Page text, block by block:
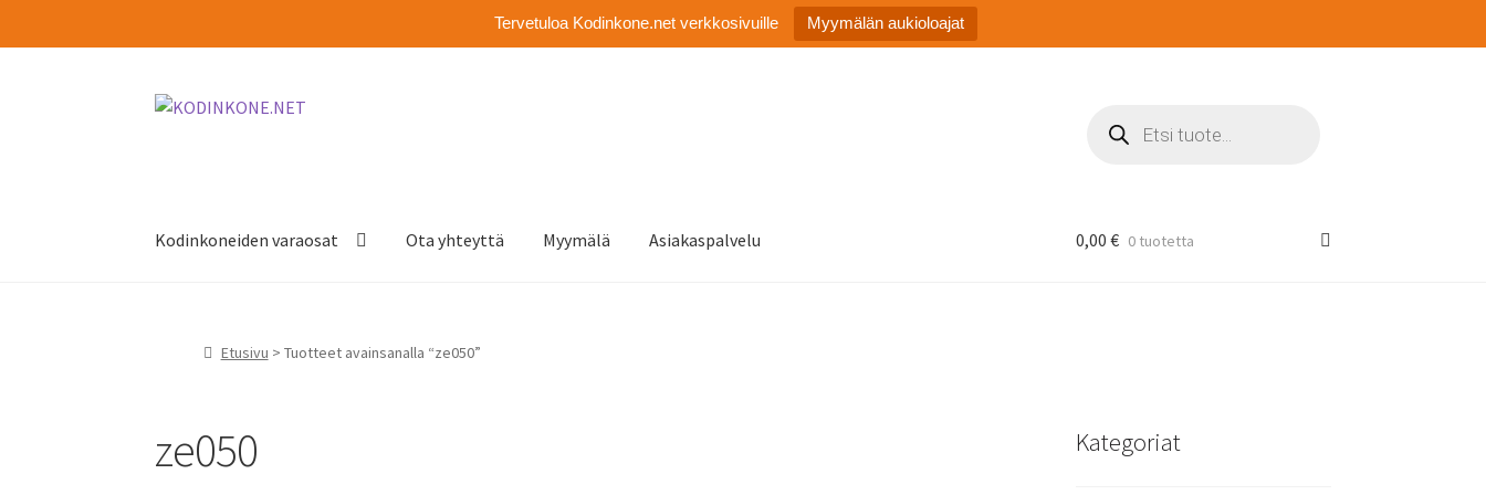
Tervetuloa Kodinkone.net verkkosivuille Myymälän aukioloajat
Siirry
Siirry
search
Kodinkoneiden varaosat Ota yhteyttä Myymälä Asiakaspalvelu 0,00 € 0 tuotetta
Etusivu > Tuotteet avainsanalla “ze050”
ze050 Kategoriat